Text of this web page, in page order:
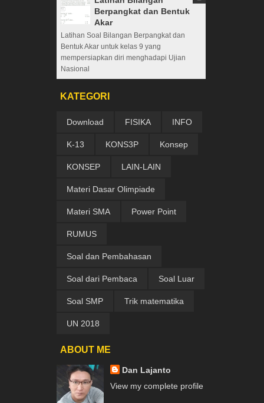
Berpangkat dan Bentuk
Akar
Latihan Soal Bilangan Berpangkat dan
Bentuk Akar untuk kelas 9 yang
mempersiapkan diri menghadapi Ujian
Nasional
KATEGORI
Download FISIKA INFO
K-13 KONS3P Konsep
KONSEP LAIN-LAIN
Materi Dasar Olimpiade
Materi SMA Power Point
RUMUS
Soal dan Pembahasan
Soal dari Pembaca Soal Luar
Soal SMP Trik matematika
UN 2018
ABOUT ME
Dan Lajanto
View my complete profile